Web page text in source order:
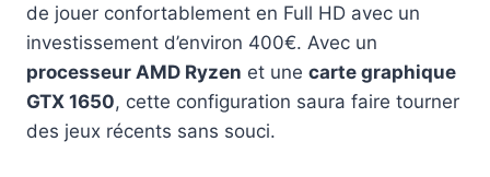
de jouer confortablement en Full HD avec un
investissement d’environ 400€. Avec un
processeur AMD Ryzen et une carte graphique
GTX 1650, cette configuration saura faire tourner
des jeux récents sans souci.